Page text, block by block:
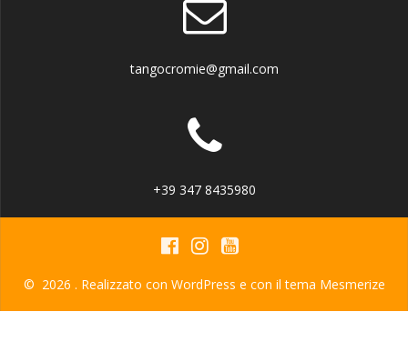
tangocromie@gmail.com
+39 347 8435980
© 2026 . Realizzato con WordPress e con il tema Mesmerize